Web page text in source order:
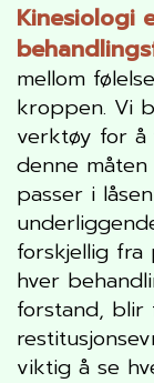
Kinesiologi
mellom
kroppen. Vi
verktøy for å
denne
passer i
forskjellig
hver
forstand,
viktig å se